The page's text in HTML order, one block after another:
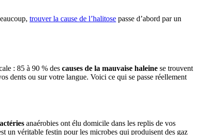
trouver la cause de l’halitose passe d’abord par un
: 85 à 90 % des causes de la mauvaise haleine se trouvent
dents ou sur votre langue. Voici ce qui se passe réellement
anaérobies ont élu domicile dans les replis de vos
un véritable festin pour les microbes qui produisent des gaz